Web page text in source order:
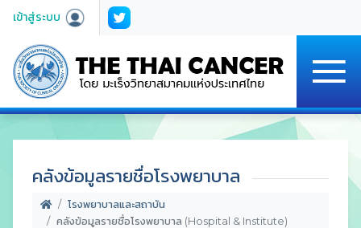
เข้าสู่ระบบ
คลังข้อมูลรายชื่อโรงพยาบาล
โรงพยาบาลและสถาบัน
คลังข้อมูลรายชื่อโรงพยาบาล (Hospital & Institute)